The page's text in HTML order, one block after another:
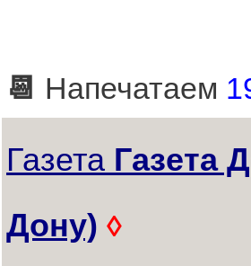
📆 Напечатаем
Газета Газета
Дону) ◊